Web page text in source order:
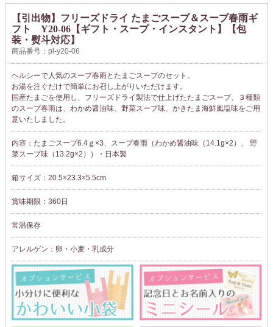
【引出物】フリーズドライ たまごスープ＆スープ春雨ギ
フト Y20-06【ギフト・スープ・インスタント】【包
装・熨斗対応】
商品番号：pl-y20-06
ヘルシーで人気のスープ春雨とたまごスープのセット。
お湯を注ぐだけで簡単にお召し上がりいただけます。
国産たまごを使用し、フリーズドライ製法で仕上げたたまごスープ、３種類
のスープ春雨は、わかめ醤油味、野菜スープ味、かきたま海鮮風塩味をご用
意いたしました。
内容：たまごスープ6.4ｇ×3、スープ春雨（わかめ醤油味（14.1g×2）、 野
菜スープ味（13.2g×2））・日本製
箱サイズ：20.5×23.3×5.5cm
賞味期限：360日
常温保存
アレルゲン：卵・小麦・乳成分